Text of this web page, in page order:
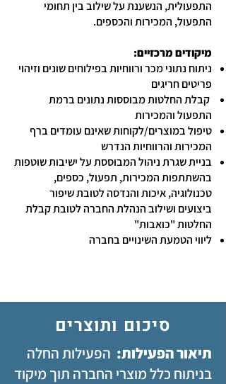
התפעולית, הנשענת על שילוב בין תחומי
התפעול, המכירות והכספים.
מיקודים מרכזיים:
ניתוח נתוני מכר ורווחיות בפילוחים שונים וזיהוי
פריטים חריגים
קבלת החלטות מבוססות נתונים ברמת
התפעול והמכירות
טיפול במוצרים/לקוחות שאינם עומדים ברף
המכירות והרווחיות הנדרש
בניית שגרת ניהול המבוססת על ישיבות שוטפות
בהשתתפות המכירות, תפעול, כספים,
טכנולוגיה, איכות והנדסה לטובת שיפור
ביצועים ושילוב הנהלת החברה לטובת קבלת
החלטות "כואבות"
ליווי הטמעת השינויים בחברה
סיכום ותוצרים
תיאור הפעילות: הפעילות החלה
בניתוח כלל מוצרי החברה תוך מיקוד